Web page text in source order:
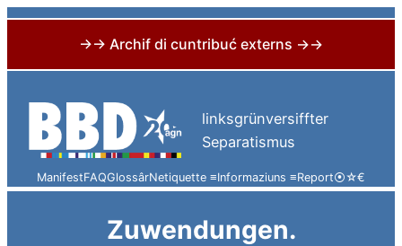
→→ Archif di cuntribuć externs →→
content
linksgrünversiffter
Separatismus
ManifestFAQGlossârNetiquette ≡Informaziuns ≡Report⦿☆€
Zuwendungen.